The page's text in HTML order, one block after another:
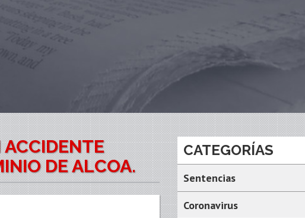
DE ALCOA.
CATEGORÍAS
Sentencias
Coronavirus